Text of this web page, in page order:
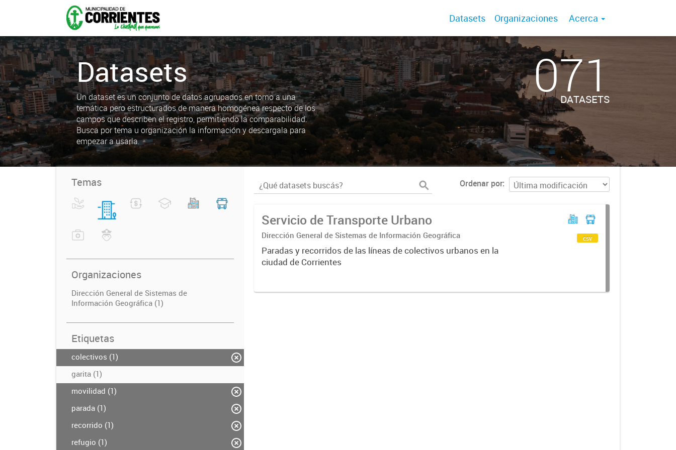
Datasets Organizaciones Acerca
Datasets
Un dataset es un conjunto de datos agrupados en torno a una
temática pero estructurados de manera homogénea respecto de los
campos que describen el registro, permitiendo la comparabilidad.
Busca por tema u organización la información y descargala para
empezar a usarla.
071
DATASETS
Temas
Organizaciones
Dirección General de Sistemas de
Información Geográfica (1)
Etiquetas
colectivos (1)
garita (1)
movilidad (1)
parada (1)
recorrido (1)
refugio (1)
Ordenar por
Servicio de Transporte Urbano
Dirección General de Sistemas de Información Geográfica
Paradas y recorridos de las líneas de colectivos urbanos en la
ciudad de Corrientes
csv